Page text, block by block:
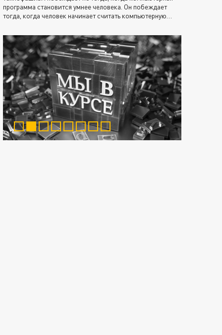
программа становится умнее человека. Он побеждает
тогда, когда человек начинает считать компьютерную